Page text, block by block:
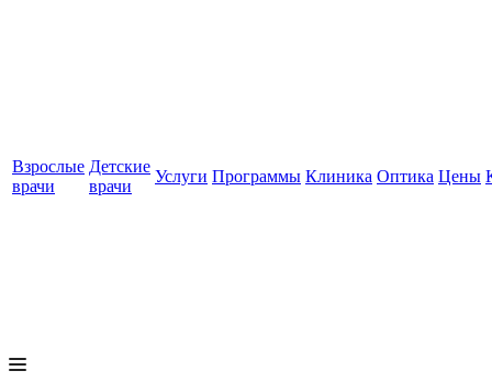
Взрослые
врачи
Детские
врачи
Услуги Программы Клиника Оптика Цены